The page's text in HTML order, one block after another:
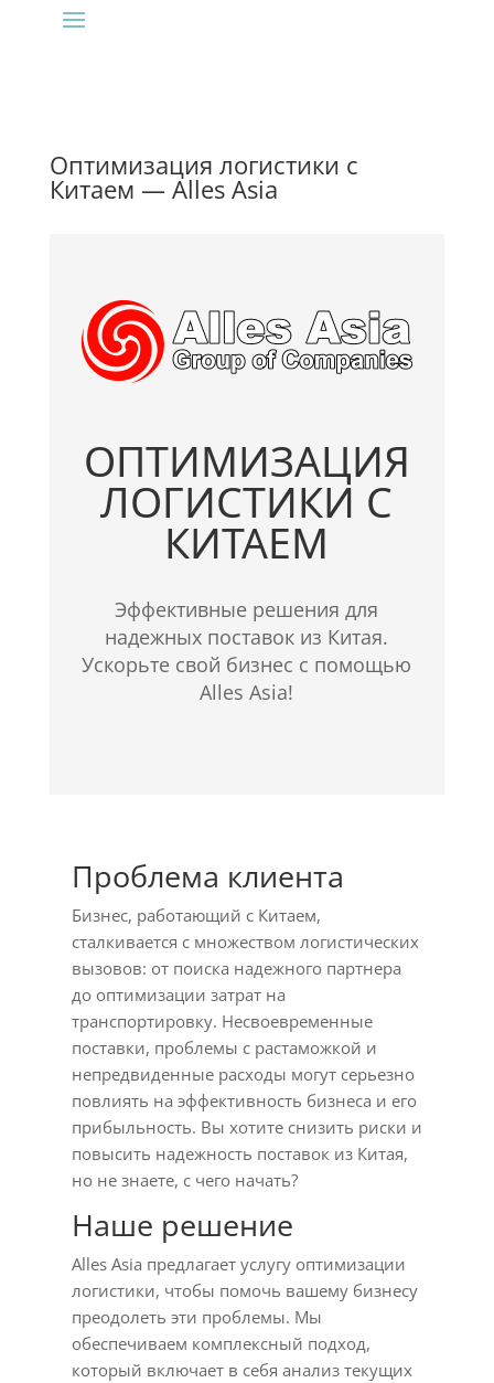
Оптимизация логистики с
Китаем — Alles Asia
ОПТИМИЗАЦИЯ
ЛОГИСТИКИ С
КИТАЕМ
Эффективные решения для
надежных поставок из Китая.
Ускорьте свой бизнес с помощью
Alles Asia!
Проблема клиента
Бизнес, работающий с Китаем,
сталкивается с множеством логистических
вызовов: от поиска надежного партнера
до оптимизации затрат на
транспортировку. Несвоевременные
поставки, проблемы с растаможкой и
непредвиденные расходы могут серьезно
повлиять на эффективность бизнеса и его
прибыльность. Вы хотите снизить риски и
повысить надежность поставок из Китая,
но не знаете, с чего начать?
Наше решение
Alles Asia предлагает услугу оптимизации
логистики, чтобы помочь вашему бизнесу
преодолеть эти проблемы. Мы
обеспечиваем комплексный подход,
который включает в себя анализ текущих